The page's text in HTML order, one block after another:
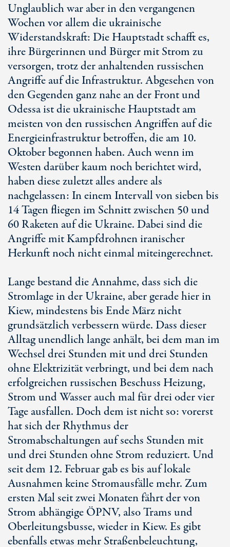
Unglaublich war aber in den vergangenen
Wochen vor allem die ukrainische
Widerstandskraft: Die Hauptstadt schafft es,
ihre Bürgerinnen und Bürger mit Strom zu
versorgen, trotz der anhaltenden russischen
Angriffe auf die Infrastruktur. Abgesehen von
den Gegenden ganz nahe an der Front und
Odessa ist die ukrainische Hauptstadt am
meisten von den russischen Angriffen auf die
Energieinfrastruktur betroffen, die am 10.
Oktober begonnen haben. Auch wenn im
Westen darüber kaum noch berichtet wird,
haben diese zuletzt alles andere als
nachgelassen: In einem Intervall von sieben bis
14 Tagen fliegen im Schnitt zwischen 50 und
60 Raketen auf die Ukraine. Dabei sind die
Angriffe mit Kampfdrohnen iranischer
Herkunft noch nicht einmal miteingerechnet.
Lange bestand die Annahme, dass sich die
Stromlage in der Ukraine, aber gerade hier in
Kiew, mindestens bis Ende März nicht
grundsätzlich verbessern würde. Dass dieser
Alltag unendlich lange anhält, bei dem man im
Wechsel drei Stunden mit und drei Stunden
ohne Elektrizität verbringt, und bei dem nach
erfolgreichen russischen Beschuss Heizung,
Strom und Wasser auch mal für drei oder vier
Tage ausfallen. Doch dem ist nicht so: vorerst
hat sich der Rhythmus der
Stromabschaltungen auf sechs Stunden mit
und drei Stunden ohne Strom reduziert. Und
seit dem 12. Februar gab es bis auf lokale
Ausnahmen keine Stromausfälle mehr. Zum
ersten Mal seit zwei Monaten fährt der von
Strom abhängige ÖPNV, also Trams und
Oberleitungsbusse, wieder in Kiew. Es gibt
ebenfalls etwas mehr Straßenbeleuchtung,